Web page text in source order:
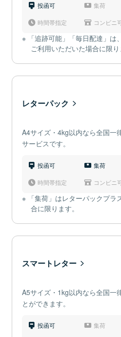
投函可 集荷
時間帯指定 コンビニ
「追跡可能」「毎日配達」
ご利用いただいた場合に限り
レターパック
A4サイズ・4kg以内なら全国一
サービスです。
投函可 集荷
時間帯指定 コンビニ
「集荷」はレターパックプ
合に限ります。
スマートレター
A5サイズ・1kg以内なら全国一
とができます。
投函可 集荷